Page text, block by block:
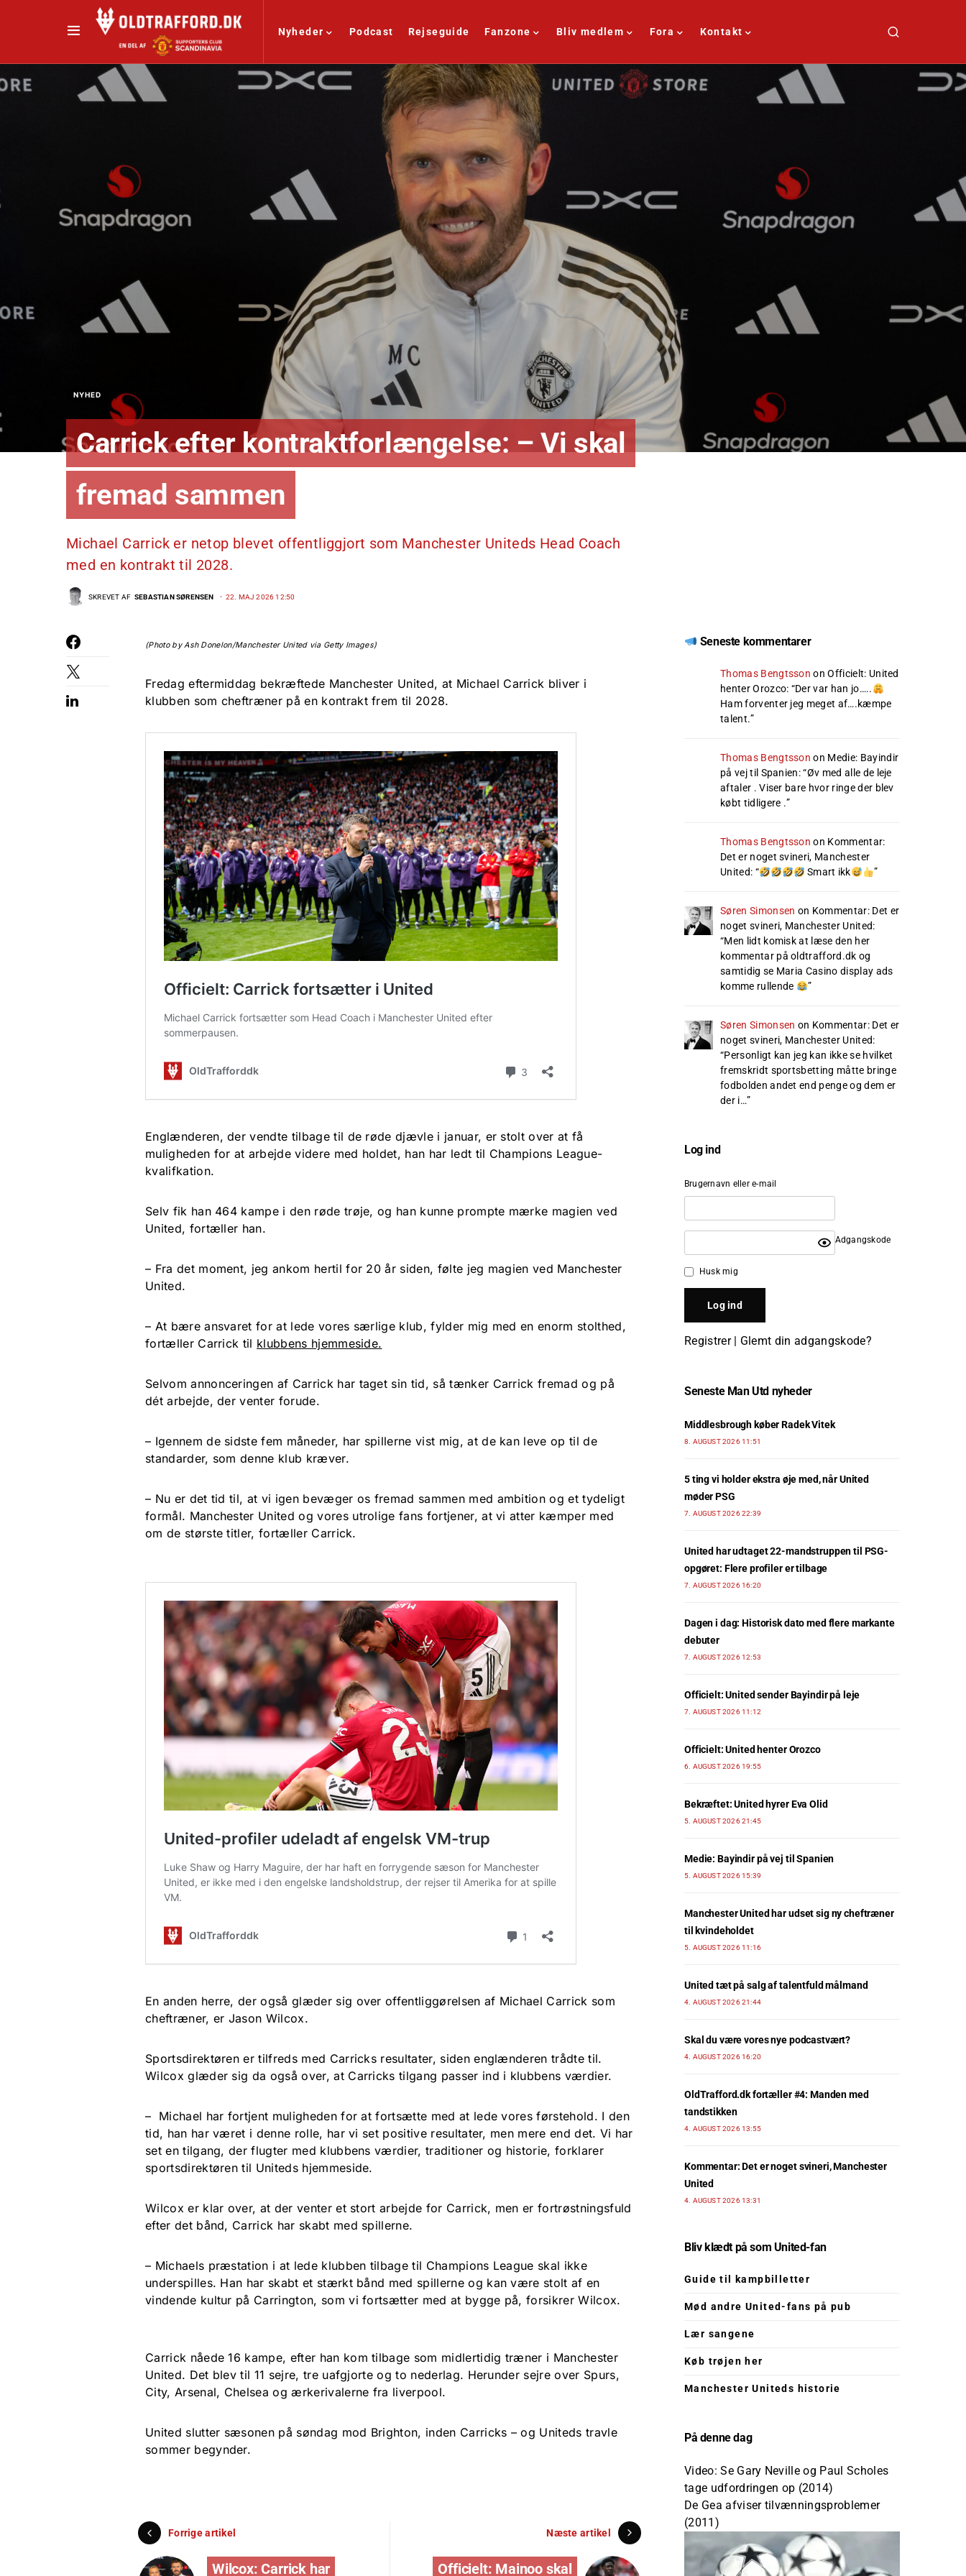
Nyheder Podcast Rejseguide Fanzone Bliv medlem Fora Kontakt
NYHED
Carrick efter kontraktforlængelse: – Vi skal
fremad sammen
Michael Carrick er netop blevet offentliggjort som Manchester Uniteds Head Coach
med en kontrakt til 2028.
SKREVET AF SEBASTIAN SØRENSEN 22. MAJ 2026 12:50
(Photo by Ash Donelon/Manchester United via Getty Images)
Fredag eftermiddag bekræftede Manchester United, at Michael Carrick bliver i
klubben som cheftræner på en kontrakt frem til 2028.
Englænderen, der vendte tilbage til de røde djævle i januar, er stolt over at få
muligheden for at arbejde videre med holdet, han har ledt til Champions League-
kvalifkation.
Selv fik han 464 kampe i den røde trøje, og han kunne prompte mærke magien ved
United, fortæller han.
– Fra det moment, jeg ankom hertil for 20 år siden, følte jeg magien ved Manchester
United.
– At bære ansvaret for at lede vores særlige klub, fylder mig med en enorm stolthed,
fortæller Carrick til klubbens hjemmeside.
Selvom annonceringen af Carrick har taget sin tid, så tænker Carrick fremad og på
dét arbejde, der venter forude.
– Igennem de sidste fem måneder, har spillerne vist mig, at de kan leve op til de
standarder, som denne klub kræver.
– Nu er det tid til, at vi igen bevæger os fremad sammen med ambition og et tydeligt
formål. Manchester United og vores utrolige fans fortjener, at vi atter kæmper med
om de største titler, fortæller Carrick.
En anden herre, der også glæder sig over offentliggørelsen af Michael Carrick som
cheftræner, er Jason Wilcox.
Sportsdirektøren er tilfreds med Carricks resultater, siden englænderen trådte til.
Wilcox glæder sig da også over, at Carricks tilgang passer ind i klubbens værdier.
– Michael har fortjent muligheden for at fortsætte med at lede vores førstehold. I den
tid, han har været i denne rolle, har vi set positive resultater, men mere end det. Vi har
set en tilgang, der flugter med klubbens værdier, traditioner og historie, forklarer
sportsdirektøren til Uniteds hjemmeside.
Wilcox er klar over, at der venter et stort arbejde for Carrick, men er fortrøstningsfuld
efter det bånd, Carrick har skabt med spillerne.
– Michaels præstation i at lede klubben tilbage til Champions League skal ikke
underspilles. Han har skabt et stærkt bånd med spillerne og kan være stolt af en
vindende kultur på Carrington, som vi fortsætter med at bygge på, forsikrer Wilcox.
Carrick nåede 16 kampe, efter han kom tilbage som midlertidig træner i Manchester
United. Det blev til 11 sejre, tre uafgjorte og to nederlag. Herunder sejre over Spurs,
City, Arsenal, Chelsea og ærkerivalerne fra liverpool.
United slutter sæsonen på søndag mod Brighton, inden Carricks – og Uniteds travle
sommer begynder.
Forrige artikel
Wilcox: Carrick har
Næste artikel
Officielt: Mainoo skal
Seneste kommentarer
Thomas Bengtsson onOfficielt: United
henter Orozco: “Der var han jo…..
Ham forventer jeg meget af….kæmpe
talent.”
Thomas Bengtsson on Medie: Bayindir
på vej til Spanien: “Øv med alle de leje
aftaler . Viser bare hvor ringe der blev
købt tidligere .”
Thomas Bengtsson on Kommentar:
Det er noget svineri, Manchester
United: “ Smart ikk ”
Søren Simonsen on Kommentar: Det er
noget svineri, Manchester United:
“Men lidt komisk at læse den her
kommentar på oldtrafford.dk og
samtidig se Maria Casino display ads
komme rullende
”
Søren Simonsen on Kommentar: Det er
noget svineri, Manchester United:
“Personligt kan jeg kan ikke se hvilket
fremskridt sportsbetting måtte bringe
fodbolden andet end penge og dem er
der i…”
Log ind
Brugernavn eller e-mail
Adgangskode
Husk mig
Registrer| Glemt din adgangskode?
Seneste Man Utd nyheder
Middlesbrough køber Radek Vitek
8. AUGUST 2026 11:51
5 ting vi holder ekstra øje med, når United
møder PSG
7. AUGUST 2026 22:39
United har udtaget 22-mandstruppen til PSG-
opgøret: Flere profiler er tilbage
7. AUGUST 2026 16:20
Dagen i dag: Historisk dato med flere markante
debuter
7. AUGUST 2026 12:53
Officielt: United sender Bayindir på leje
7. AUGUST 2026 11:12
Officielt: United henter Orozco
6. AUGUST 2026 19:55
Bekræftet: United hyrer Eva Olid
5. AUGUST 2026 21:45
Medie: Bayindir på vej til Spanien
5. AUGUST 2026 15:39
Manchester United har udset sig ny cheftræner
til kvindeholdet
5. AUGUST 2026 11:16
United tæt på salg af talentfuld målmand
4. AUGUST 2026 21:44
Skal du være vores nye podcastvært?
4. AUGUST 2026 16:20
OldTrafford.dk fortæller #4: Manden med
tandstikken
4. AUGUST 2026 13:55
Kommentar: Det er noget svineri, Manchester
United
4. AUGUST 2026 13:31
Bliv klædt på som United-fan
Guide til kampbilletter
Mød andre United-fans på pub
Lær sangene
Køb trøjen her
Manchester Uniteds historie
På denne dag
Video: Se Gary Neville og Paul Scholes
tage udfordringen op (2014)
De Gea afviser tilvænningsproblemer
(2011)